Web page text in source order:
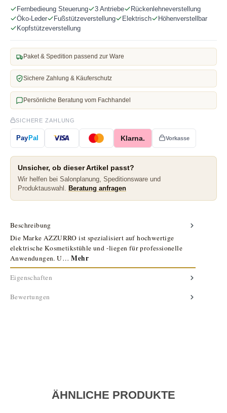
Fernbedieung Steuerung 3 Antriebe
Rückenlehneverstellung
Öko-Leder
Fußstützeverstellung Elektrisch
Höhenverstellbar
Kopfstützeverstellung
Paket & Spedition passend zur Ware
Sichere Zahlung & Käuferschutz
Persönliche Beratung vom Fachhandel
SICHERE ZAHLUNG
PayPal Klarna. Vorkasse
Unsicher, ob dieser Artikel passt?
Wir helfen bei Salonplanung, Speditionsware und
Produktauswahl.
Beratung anfragen
Beschreibung
Die Marke AZZURRO ist spezialisiert auf hochwertige
elektrische Kosmetikstühle und -liegen für professionelle
Anwendungen. U…Mehr
Eigenschaften
Bewertungen
ÄHNLICHE PRODUKTE